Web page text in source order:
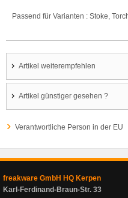
Passend für Varianten : Stoke,
Artikel weiterempfehlen
Artikel günstiger gesehen ?
Verantwortliche Person in der EU
freakware GmbH HQ Kerpen
Karl-Ferdinand-Braun-Str. 33